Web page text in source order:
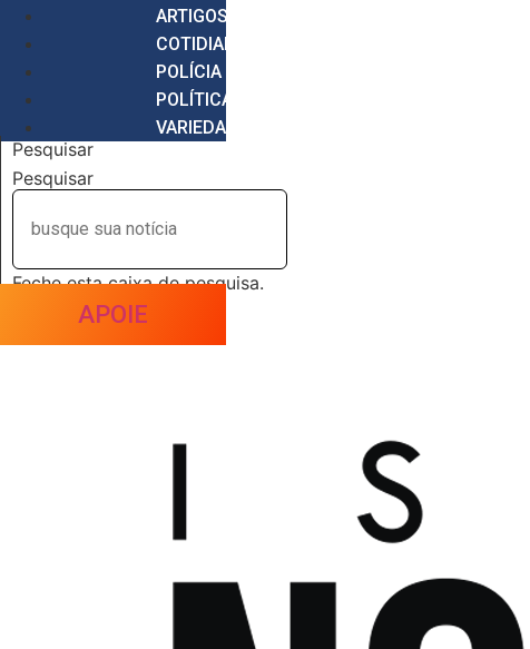
ARTIGOS
COTIDIANO
POLÍCIA
POLÍTICA
VARIEDADES
Pesquisar
Pesquisar
Feche esta caixa de pesquisa.
APOIE